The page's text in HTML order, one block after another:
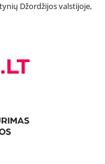
Džordžijos valstijoje,